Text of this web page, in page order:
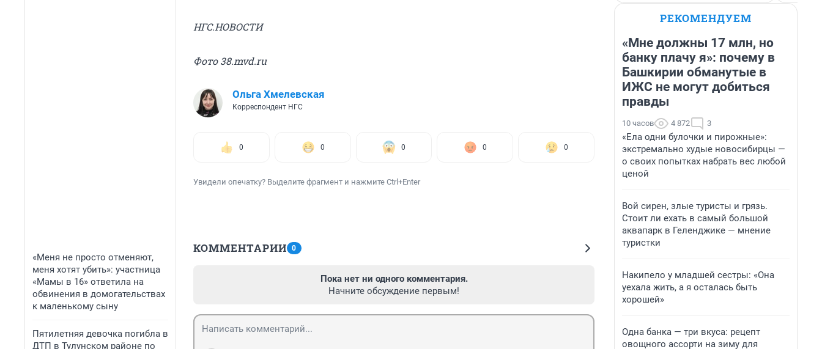
«Меня не просто отменяют,
меня хотят убить»: участница
«Мамы в 16» ответила на
обвинения в домогательствах
к маленькому сыну
Пятилетняя девочка погибла в
ДТП в Тулунском районе по
НГС.НОВОСТИ
Фото 38.mvd.ru
Ольга Хмелевская
Корреспондент НГС
0 0 0 0 0
Увидели опечатку? Выделите фрагмент и нажмите Ctrl+Enter
КОММЕНТАРИИ 0
Пока нет ни одного комментария.
Начните обсуждение первым!
РЕКОМЕНДУЕМ
«Мне должны 17 млн, но
банку плачу я»: почему в
Башкирии обманутые в
ИЖС не могут добиться
правды
10 часов 4 872 3
«Ела одни булочки и пирожные»:
экстремально худые новосибирцы —
о своих попытках набрать вес любой
ценой
Вой сирен, злые туристы и грязь.
Стоит ли ехать в самый большой
аквапарк в Геленджике — мнение
туристки
Накипело у младшей сестры: «Она
уехала жить, а я осталась быть
хорошей»
Одна банка — три вкуса: рецепт
овощного ассорти на зиму для